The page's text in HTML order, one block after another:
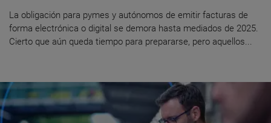
La obligación para pymes y autónomos de emitir facturas de
forma electrónica o digital se demora hasta mediados de 2025.
Cierto que aún queda tiempo para prepararse, pero aquellos...